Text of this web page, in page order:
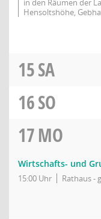
in den Räumen der
Hensoltshöhe,
15SA
16SO
17MO
Wirtschafts- und
15:00 Uhr Rathaus -